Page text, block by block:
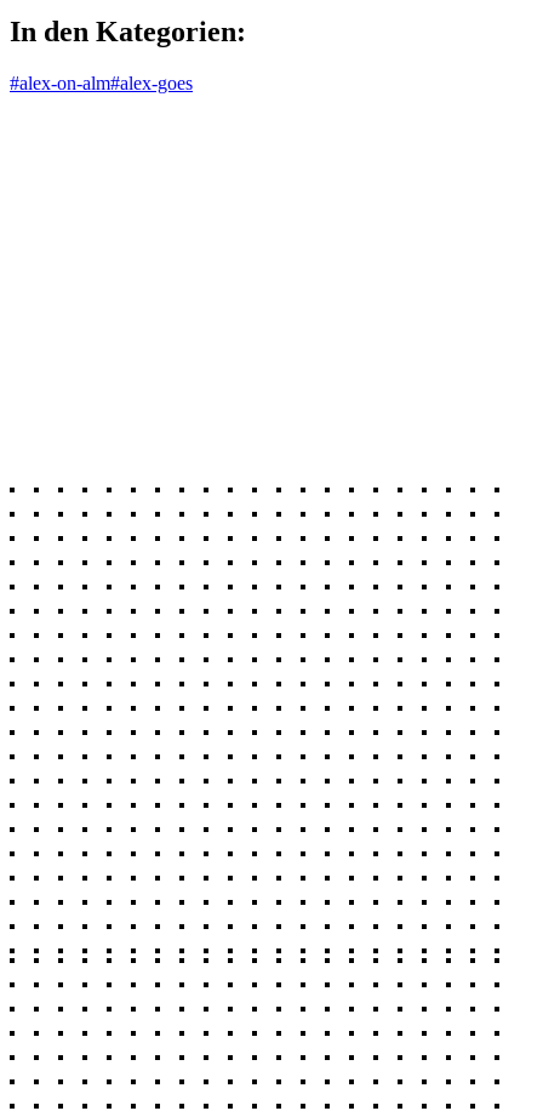
In den Kategorien:
#alex-on-alm#alex-goes